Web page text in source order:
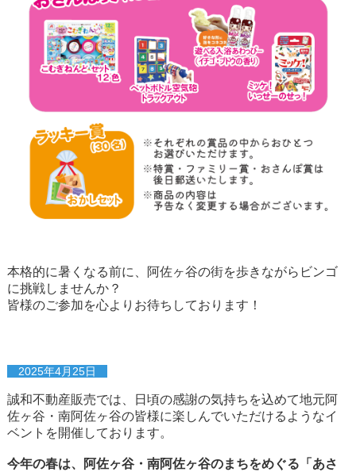
本格的に暑くなる前に、阿佐ヶ谷の街を歩きながらビンゴ
に挑戦しませんか？
皆様のご参加を心よりお待ちしております！
2025年4月25日
誠和不動産販売では、日頃の感謝の気持ちを込めて地元阿
佐ヶ谷・南阿佐ヶ谷の皆様に楽しんでいただけるようなイ
ベントを開催しております。
今年の春は、阿佐ヶ谷・南阿佐ヶ谷のまちをめぐる「あさ